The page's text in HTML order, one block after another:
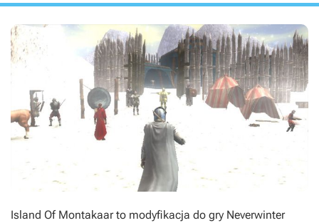
Island Of Montakaarto modyfikacja do gry Neverwinter